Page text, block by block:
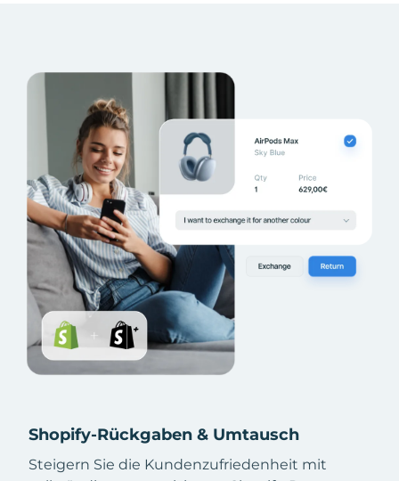
Shopify-Rückgaben & Umtausch
Steigern Sie die Kundenzufriedenheit mit